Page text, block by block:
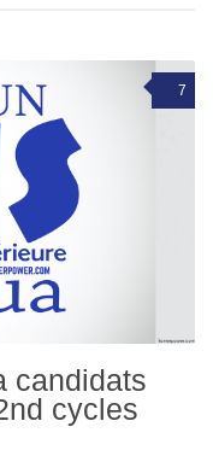
7
candidats
cycles